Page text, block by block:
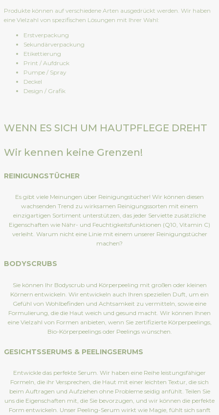
Produkte können auf verschiedene Arten ausgedrückt werden. Wir haben
eine Vielzahl von spezifischen Lösungen mit Ihrer Wahl:
Erstverpackung
Sekundärverpackung
Etikettierung
Print / Aufdruck
Pumpe / Spray
Deckel
Design / Grafik
WENN ES SICH UM HAUTPFLEGE DREHT
Wir kennen keine Grenzen!
REINIGUNGSTÜCHER
Es gibt viele Meinungen über Reinigungstücher! Wir können diesen
wachsenden Trend zu wirksamen Reinigungssorten mit einem
einzigartigen Sortiment unterstützen, das jeder Serviette zusätzliche
Eigenschaften wie Nähr- und Feuchtigkeitsfunktionen (Q10, Vitamin C)
verleiht. Warum nicht eine Linie mit einem unserer Reinigungstücher
machen?
BODYSCRUBS
Sie können Ihr Bodyscrub und Körperpeeling mit großen oder kleinen
Körnern entwickeln. Wir entwickeln auch Ihren speziellen Duft, um ein
Gefühl von Wohlbefinden und Achtsamkeit zu vermitteln, sowie eine
Formulierung, die die Haut weich und gesund macht. Wir können Ihnen
eine Vielzahl von Formen anbieten, wenn Sie zertifizierte Körperpeelings,
Bio-Körperpeelings oder Peelings wünschen.
GESICHTSSERUMS & PEELINGSERUMS
Entwickle das perfekte Serum. Wir haben eine Reihe leistungsfähiger
Formeln, die ihr Versprechen, die Haut mit einer leichten Textur, die sich
beim Auftragen und Aufziehen ohne Probleme seidig anfühlt. Teilen Sie
uns die Eigenschaften mit, die Sie bevorzugen, und wir können die perfekte
Form entwickeln. Unser Peeling-Serum wirkt wie Magie, fühlt sich sanft